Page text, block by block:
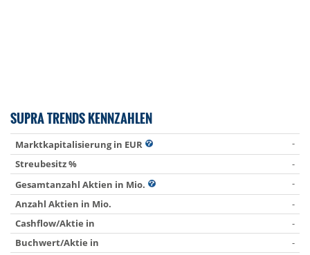
SUPRA TRENDS KENNZAHLEN
Marktkapitalisierung in EUR
-
Streubesitz %
-
Gesamtanzahl Aktien in Mio.
-
Anzahl Aktien in Mio.
-
Cashflow/Aktie in
-
Buchwert/Aktie in
-